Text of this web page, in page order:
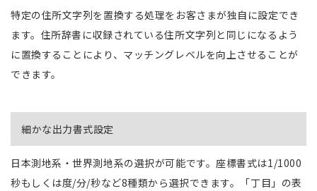
特定の住所文字列を置換する処理をお客さまが独自に設定でき
ます。住所辞書に収録されている住所文字列と同じになるよう
に置換することにより、マッチングレベルを向上させることが
できます。
細かな出力書式設定
日本測地系・世界測地系の選択が可能です。座標書式は1/1000
秒もしくは度/分/秒など8種類から選択できます。「丁目」の表